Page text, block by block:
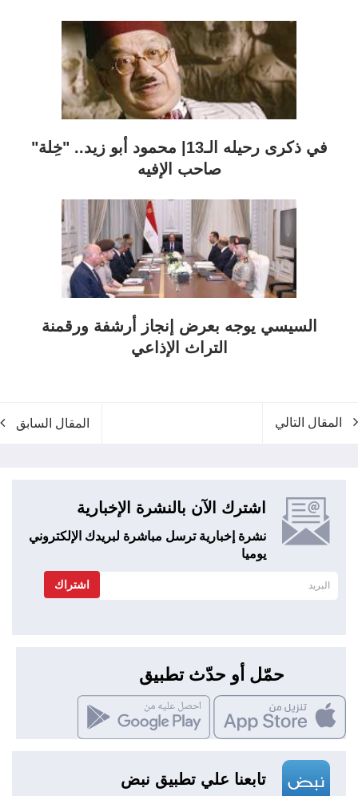
في ذكرى رحيله الـ13| محمود أبو زيد.. "خِلة"
صاحب الإفيه
السيسي يوجه بعرض إنجاز أرشفة ورقمنة
التراث الإذاعي
المقال التالي المقال السابق
اشترك الآن بالنشرة الإخبارية
نشرة إخبارية ترسل مباشرة لبريدك الإلكتروني
يوميا
اشتراك
حمّل أو حدّث تطبيق
تابعنا علي تطبيق نبض